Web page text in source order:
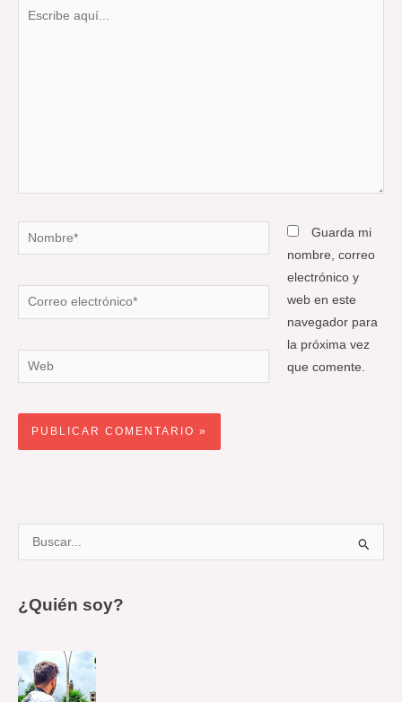
Nombre*
Correo
electrónico*
Web
Guarda mi
nombre, correo
electrónico y
web en este
navegador para
la próxima vez
que comente.
r
p
¿Quién soy?